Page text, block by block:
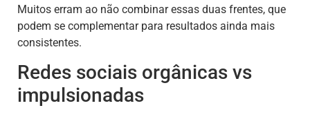
Muitos erram ao não combinar essas duas frentes, que
podem se complementar para resultados ainda mais
consistentes.
Redes sociais orgânicas vs
impulsionadas